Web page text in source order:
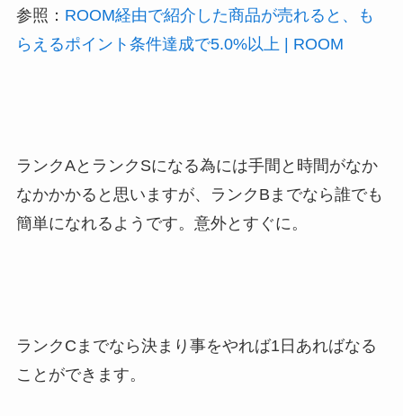
参照： ROOM経由で紹介した商品が売れると、も
らえるポイント条件達成で5.0%以上 | ROOM
ランクAとランクSになる為には手間と時間がなか
なかかかると思いますが、ランクBまでなら誰でも
簡単になれるようです。意外とすぐに。
ランクCまでなら決まり事をやれば1日あればなる
ことができます。